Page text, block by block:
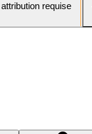
requise